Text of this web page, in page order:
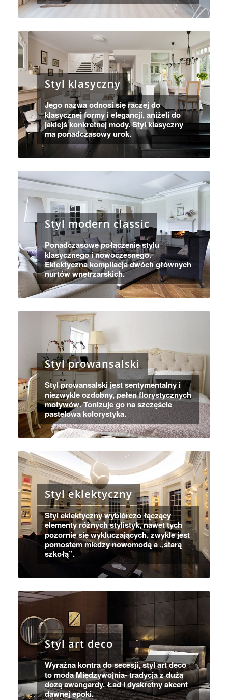
Styl klasyczny
Jego nazwa odnosi się raczej do
klasycznej formy i elegancji, aniżeli do
jakiejś konkretnej mody. Styl klasyczny
ma ponadczasowy urok.
Styl modern classic
Ponadczasowe połączenie stylu
klasycznego i nowoczesnego.
Eklektyczna kompilacja dwóch głównych
nurtów wnętrzarskich.
Styl prowansalski
Styl prowansalski jest sentymentalny i
niezwykle ozdobny, pełen florystycznych
motywów. Tonizuje go na szczęście
pastelowa kolorystyka.
Styl eklektyczny
Styl eklektyczny wybiórczo łączący
elementy różnych stylistyk, nawet tych
pozornie się wykluczających, zwykle jest
pomostem miedzy nowomodą a „starą
szkołą”.
Styl art deco
Wyraźna kontra do secesji, styl art deco
to moda Międzywojnia- tradycja z dużą
dozą awangardy. Ład i dyskretny akcent
dawnej epoki.